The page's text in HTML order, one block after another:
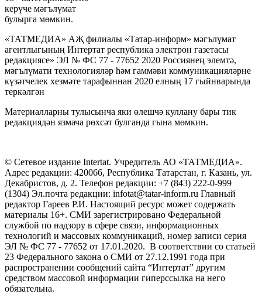
керүче мәгълүмат
булырга мөмкин.
«ТАТМЕДИА» АҖ филиалы «Татар-информ» мәгълүмат
агентлыгының Интертат республика электрон газетасы
редакциясе» ЭЛ № ФС 77 - 77652 2020 Россиянең элемтә,
мәгълүмати технологияләр һәм гаммәви коммуникацияләрне
күзәтчелек хезмәте тарафыннан 2020 елның 17 гыйнварында
теркәлгән
Материалларны тулысынча яки өлешчә куллану бары тик
редакциядән язмача рөхсәт булганда гына мөмкин.
© Сетевое издание Intertat. Учредитель АО «ТАТМЕДИА».
Адрес редакции: 420066, Республика Татарстан, г. Казань, ул.
Декабристов, д. 2. Телефон редакции: +7 (843) 222-0-999
(1304) Эл.почта редакции: infotat@tatar-inform.ru Главный
редактор Гареев Р.И. Настоящий ресурс может содержать
материалы 16+. СМИ зарегистрировано Федеральной
службой по надзору в сфере связи, информационных
технологий и массовых коммуникаций, номер записи серия
ЭЛ № ФС 77 - 77652 от 17.01.2020. В соответствии со статьей
23 Федерального закона о СМИ от 27.12.1991 года при
распространении сообщений сайта “Интертат” другим
средством массовой информации гиперссылка на него
обязательна.